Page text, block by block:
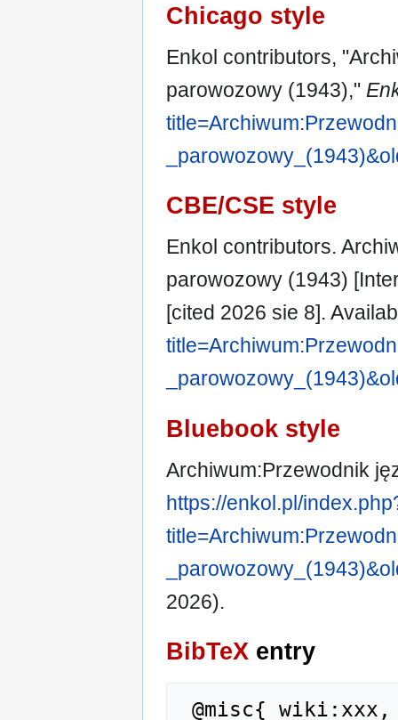
Chicago style
Enkol contributors,
parowozowy (1943),"
CBE/CSE style
Enkol contributors.
parowozowy (1943)
[cited 2026 sie 8].
Bluebook style
Archiwum:Przewodnik
https://enkol.pl/
2026).
BibTeX entry